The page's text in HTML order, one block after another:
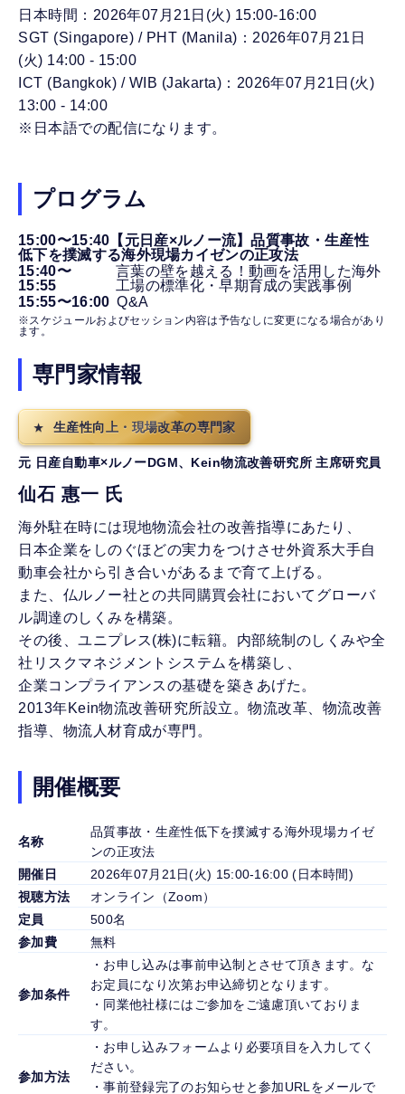
日本時間：2026年07月21日(火) 15:00-16:00
SGT (Singapore) / PHT (Manila)：2026年07月21日
(火) 14:00 - 15:00
ICT (Bangkok) / WIB (Jakarta)：2026年07月21日(火)
13:00 - 14:00
※日本語での配信になります。
プログラム
15:00〜15:40【元日産×ルノー流】品質事故・生産性
低下を撲滅する海外現場カイゼンの正攻法
15:40〜
15:55
言葉の壁を越える！動画を活用した海外
工場の標準化・早期育成の実践事例
15:55〜16:00 Q&A
※スケジュールおよびセッション内容は予告なしに変更になる場合があり
ます。
専門家情報
生産性向上・現場改革の専門家
元 日産自動車×ルノーDGM、Kein物流改善研究所 主席研究員
仙石 惠一 氏
海外駐在時には現地物流会社の改善指導にあたり、
日本企業をしのぐほどの実力をつけさせ外資系大手自
動車会社から引き合いがあるまで育て上げる。
また、仏ルノー社との共同購買会社においてグローバ
ル調達のしくみを構築。
その後、ユニプレス(株)に転籍。内部統制のしくみや全
社リスクマネジメントシステムを構築し、
企業コンプライアンスの基礎を築きあげた。
2013年Kein物流改善研究所設立。物流改革、物流改善
指導、物流人材育成が専門。
開催概要
名称
品質事故・生産性低下を撲滅する海外現場カイゼ
ンの正攻法
開催日
2026年07月21日(火) 15:00-16:00 (日本時間)
視聴方法
オンライン（Zoom）
定員
500名
参加費
無料
参加条件
・お申し込みは事前申込制とさせて頂きます。な
お定員になり次第お申込締切となります。
・同業他社様にはご参加をご遠慮頂いておりま
す。
参加方法
・お申し込みフォームより必要項目を入力してく
ださい。
・事前登録完了のお知らせと参加URLをメールで